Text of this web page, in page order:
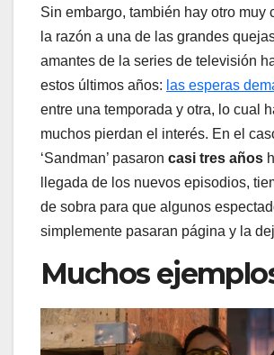
Sin embargo, también hay otro muy
la razón a una de las grandes
amantes de la series de televisión
estos últimos años: las esperas
entre una temporada y otra, lo cual
muchos pierdan el interés. En el
‘Sandman’ pasaron casi tres años
llegada de los nuevos episodios,
de sobra para que algunos
simplemente pasaran página y la
Muchos